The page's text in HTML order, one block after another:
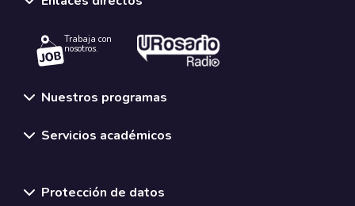
Trabaja con
nosotros.
Nuestros programas
Servicios académicos
Protección de datos